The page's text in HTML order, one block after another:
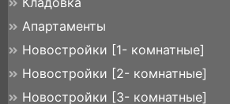
Апартаменты
Новостройки [1- комнатные]
Новостройки [2- комнатные]
Новостройки [3- комнатные]